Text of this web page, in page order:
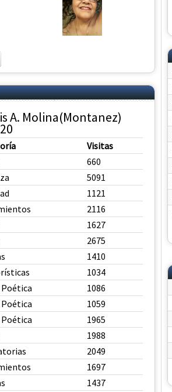
A. Molina(Montanez)
Visitas
660
5091
1121
2116
1627
2675
1410
1034
1086
1059
1965
1988
2049
1697
1437